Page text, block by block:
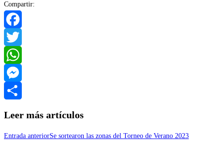
Compartir:
Facebook
Twitter
WhatsApp
Messenger
Leer más artículos
Entrada anteriorSe sortearon las zonas del Torneo de Verano 2023